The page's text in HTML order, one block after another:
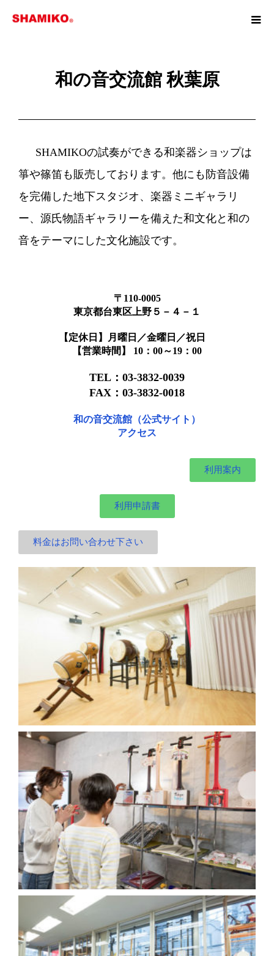
和の音交流館 秋葉原
SHAMIKOの試奏ができる和楽器ショップは
箏や篠笛も販売しております。他にも防音設備
を完備した地下スタジオ、楽器ミニギャラリ
ー、源氏物語ギャラリーを備えた和文化と和の
音をテーマにした文化施設です。
〒110-0005
東京都台東区上野５－４－１
【定休日】月曜日／金曜日／祝日
【営業時間】 10：00～19：00
TEL：03-3832-0039
FAX：03-3832-0018
和の音交流館（公式サイト）
アクセス
利用案内
利用申請書
料金はお問い合わせ下さい